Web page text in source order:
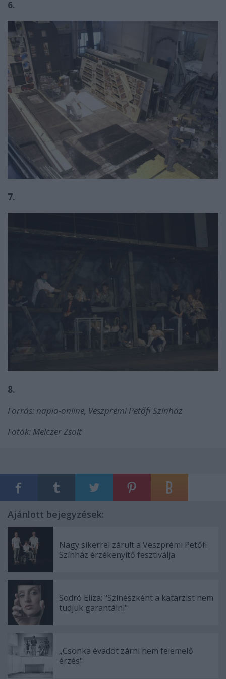
6.
7.
8.
Forrás: naplo-online, Veszprémi Petőfi Színház
Fotók: Melczer Zsolt
Ajánlott bejegyzések:
Nagy sikerrel zárult a Veszprémi Petőfi
Színház érzékenyítő fesztiválja
Sodró Eliza: "Színészként a katarzist nem
tudjuk garantálni"
„Csonka évadot zárni nem felemelő
érzés"